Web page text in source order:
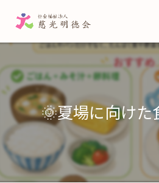
🌞夏場に向けた